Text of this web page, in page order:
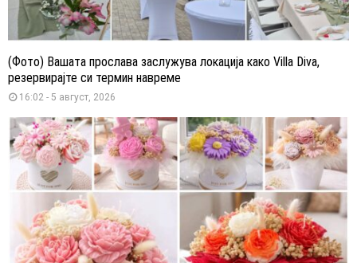
(Фото) Вашата прослава заслужува локација како Villa Diva,
резервирајте си термин навреме
16:02 - 5 август, 2026